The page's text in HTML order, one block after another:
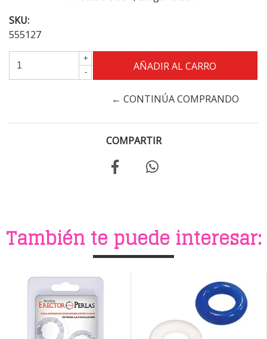
SKU:
555127
+
-
← CONTINÚA COMPRANDO
COMPARTIR
También te puede interesar: